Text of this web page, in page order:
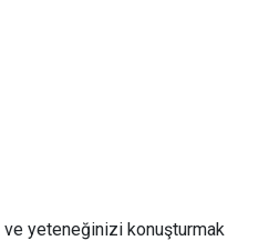
ve yeteneğinizi konuşturmak